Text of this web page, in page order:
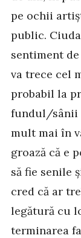
pe ochii
public.
sentiment
va trece cel
probabil la
fundul/sânii
mult mai în
groază că e
să fie senile
cred că ar
legătură cu
terminarea